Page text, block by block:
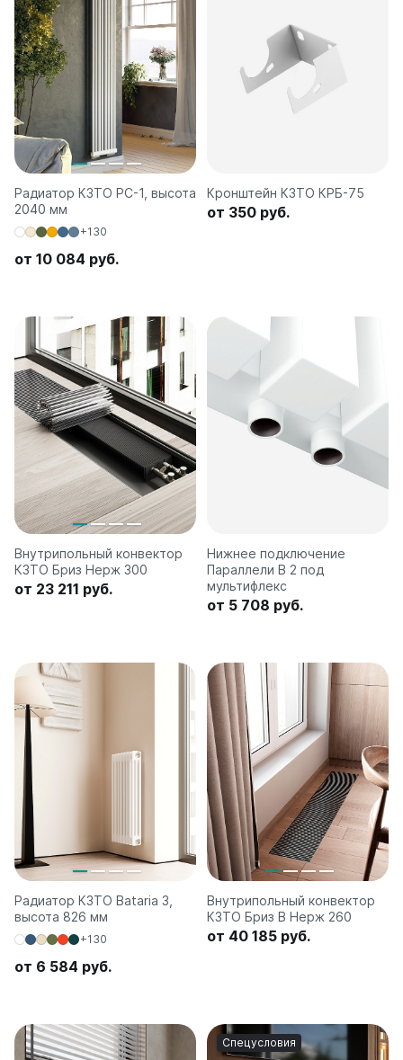
Радиатор КЗТО РС-1, высота
2040 мм
+130
от 10 084 руб.
Кронштейн КЗТО КРБ-75
от 350 руб.
Внутрипольный конвектор
КЗТО Бриз Нерж 300
от 23 211 руб.
Нижнее подключение
Параллели В 2 под
мультифлекс
от 5 708 руб.
Радиатор КЗТО Bataria 3,
высота 826 мм
+130
от 6 584 руб.
Внутрипольный конвектор
КЗТО Бриз В Нерж 260
от 40 185 руб.
Спецусловия